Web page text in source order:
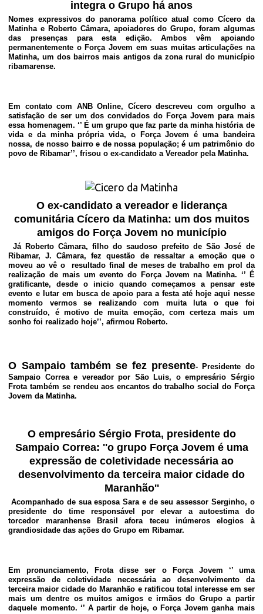
integra o Grupo há anos
Nomes expressivos do panorama político atual como Cícero da
Matinha e Roberto Câmara, apoiadores do Grupo, foram algumas
das presenças para esta edição. Ambos vêm apoiando
permanentemente o Força Jovem em suas muitas articulações na
Matinha, um dos bairros mais antigos da zona rural do município
ribamarense.
Em contato com ANB Online, Cícero descreveu com orgulho a
satisfação de ser um dos convidados do Força Jovem para mais
essa homenagem. ‘’ É um grupo que faz parte da minha história de
vida e da minha própria vida, o Força Jovem é uma bandeira
nossa, de nosso bairro e de nossa população; é um patrimônio do
povo de Ribamar’’, frisou o ex-candidato a Vereador pela Matinha.
O ex-candidato a vereador e liderança
comunitária Cícero da Matinha: um dos muitos
amigos do Força Jovem no município
Já Roberto Câmara, filho do saudoso prefeito de São José de
Ribamar, J. Câmara, fez questão de ressaltar a emoção que o
moveu ao vê o resultado final de meses de trabalho em prol da
realização de mais um evento do Força Jovem na Matinha. ‘’ É
gratificante, desde o inicio quando começamos a pensar este
evento e lutar em busca de apoio para a festa até hoje aqui nesse
momento vermos se realizando com muita luta o que foi
construído, é motivo de muita emoção, com certeza mais um
sonho foi realizado hoje’’, afirmou Roberto.
O Sampaio também se fez presente- Presidente do
Sampaio Correa e vereador por São Luis, o empresário Sérgio
Frota também se rendeu aos encantos do trabalho social do Força
Jovem da Matinha.
O empresário Sérgio Frota, presidente do
Sampaio Correa: ''o grupo Força Jovem é uma
expressão de coletividade necessária ao
desenvolvimento da terceira maior cidade do
Maranhão''
Acompanhado de sua esposa Sara e de seu assessor Serginho, o
presidente do time responsável por elevar a autoestima do
torcedor maranhense Brasil afora teceu inúmeros elogios à
grandiosidade das ações do Grupo em Ribamar.
Em pronunciamento, Frota disse ser o Força Jovem ‘’ uma
expressão de coletividade necessária ao desenvolvimento da
terceira maior cidade do Maranhão e ratificou total interesse em ser
mais um dentre os muitos amigos e irmãos do Grupo a partir
daquele momento. ‘’ A partir de hoje, o Força Jovem ganha mais